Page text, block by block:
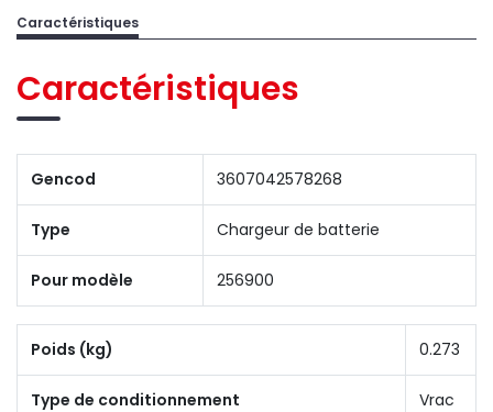
Caractéristiques
Caractéristiques
Gencod 3607042578268
Type Chargeur de batterie
Pour modèle 256900
Poids (kg) 0.273
Type de conditionnement Vrac